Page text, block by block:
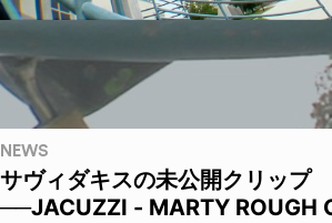
NEWS
サヴィダキスの未公開クリップ
──JACUZZI - MARTY ROUGH